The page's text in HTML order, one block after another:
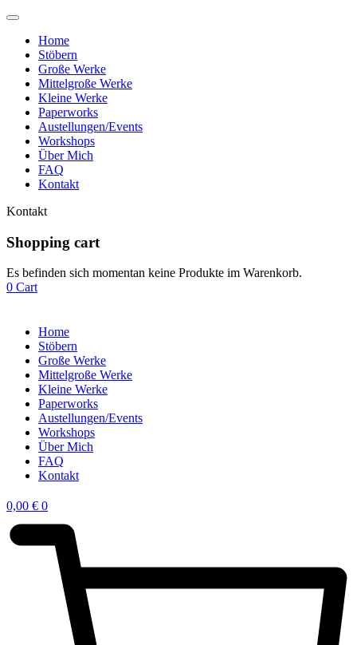
Home
Stöbern
Große Werke
Mittelgroße Werke
Kleine Werke
Paperworks
Austellungen/Events
Workshops
Über Mich
FAQ
Kontakt
Kontakt
Shopping cart
Es befinden sich momentan keine Produkte im Warenkorb.
0 Cart
Home
Stöbern
Große Werke
Mittelgroße Werke
Kleine Werke
Paperworks
Austellungen/Events
Workshops
Über Mich
FAQ
Kontakt
0,00 € 0